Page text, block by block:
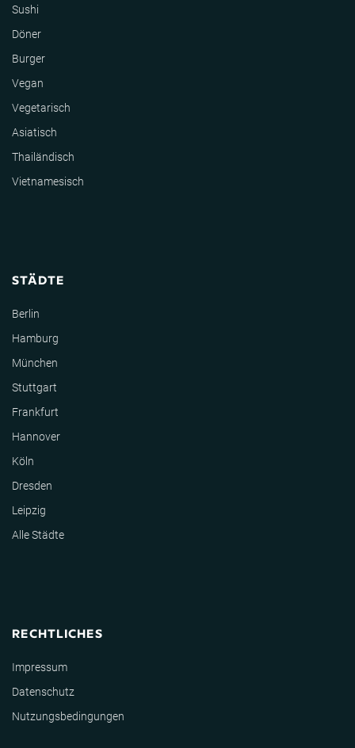
Sushi
Döner
Burger
Vegan
Vegetarisch
Asiatisch
Thailändisch
Vietnamesisch
STÄDTE
Berlin
Hamburg
München
Stuttgart
Frankfurt
Hannover
Köln
Dresden
Leipzig
Alle Städte
RECHTLICHES
Impressum
Datenschutz
Nutzungsbedingungen